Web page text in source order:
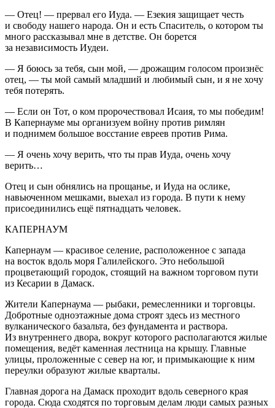
— Отец! — прервал его Иуда. — Езекия защищает честь
и свободу нашего народа. Он и есть Спаситель, о котором ты
много рассказывал мне в детстве. Он борется
за независимость Иудеи.
— Я боюсь за тебя, сын мой, — дрожащим голосом произнёс
отец, — ты мой самый младший и любимый сын, и я не хочу
тебя потерять.
— Если он Тот, о ком пророчествовал Исаия, то мы победим!
В Капернауме мы организуем войну против римлян
и поднимем большое восстание евреев против Рима.
— Я очень хочу верить, что ты прав Иуда, очень хочу
верить…
Отец и сын обнялись на прощанье, и Иуда на ослике,
навьюченном мешками, выехал из города. В пути к нему
присоединились ещё пятнадцать человек.
КАПЕРНАУМ
Капернаум — красивое селение, расположенное с запада
на восток вдоль моря Галилейского. Это небольшой
процветающий городок, стоящий на важном торговом пути
из Кесарии в Дамаск.
Жители Капернаума — рыбаки, ремесленники и торговцы.
Добротные одноэтажные дома строят здесь из местного
вулканического базальта, без фундамента и раствора.
Из внутреннего двора, вокруг которого располагаются жилые
помещения, ведёт каменная лестница на крышу. Главные
улицы, проложенные с север на юг, и примыкающие к ним
переулки образуют жилые кварталы.
Главная дорога на Дамаск проходит вдоль северного края
города. Сюда сходятся по торговым делам люди самых разных